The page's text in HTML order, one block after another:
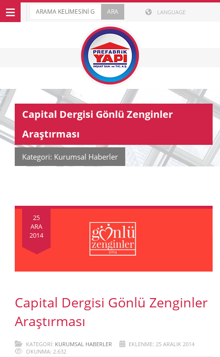
LANGUAGE
Capital Dergisi Gönlü Zenginler
Araştırması
Kategori: Kurumsal Haberler
25
ARA
2014
Capital Dergisi Gönlü Zenginler
Araştırması
KATEGORI: KURUMSAL HABERLER
EKLENME: 25 ARALIK 2014
OKUNMA: 2.632